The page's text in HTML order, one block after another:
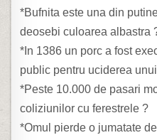
*Bufnita este una din
deosebi culoarea albastra
*In 1386 un porc a fost
public pentru uciderea
*Peste 10.000 de pasari
coliziunilor cu ferestrele ?
*Omul pierde o jumatate